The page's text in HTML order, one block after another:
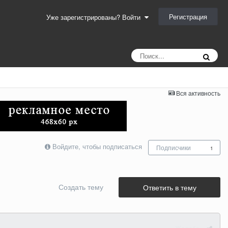
Уже зарегистрированы? Войти Регистрация
Вся активность
Войдите, чтобы подписаться Подписчики 1
Ответить в тему
Создать тему